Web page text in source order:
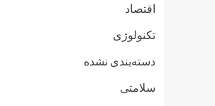
اقتصاد
تکنولوژی
دسته‌بندی نشده
سلامتی